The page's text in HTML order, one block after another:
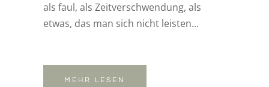
als faul, als Zeitverschwendung, als
etwas, das man sich nicht leisten...
MEHR LESEN